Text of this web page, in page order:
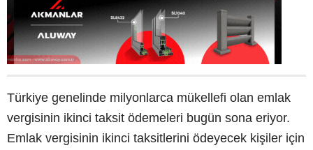
Türkiye genelinde milyonlarca mükellefi olan emlak
vergisinin ikinci taksit ödemeleri bugün sona eriyor.
Emlak vergisinin ikinci taksitlerini ödeyecek kişiler için